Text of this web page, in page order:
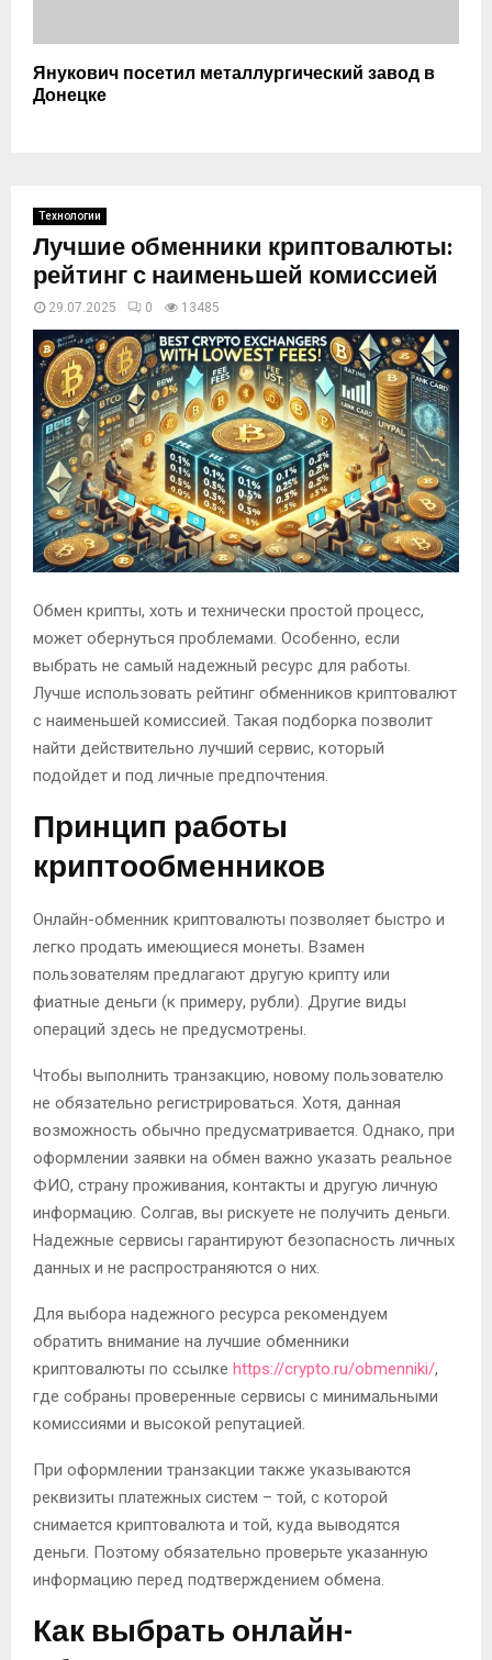
Янукович посетил металлургический завод в
Донецке
Технологии
Лучшие обменники криптовалюты:
рейтинг с наименьшей комиссией
29.07.2025 0 13485
Обмен крипты, хоть и технически простой процесс,
может обернуться проблемами. Особенно, если
выбрать не самый надежный ресурс для работы.
Лучше использовать рейтинг обменников криптовалют
с наименьшей комиссией. Такая подборка позволит
найти действительно лучший сервис, который
подойдет и под личные предпочтения.
Принцип работы
криптообменников
Онлайн-обменник криптовалюты позволяет быстро и
легко продать имеющиеся монеты. Взамен
пользователям предлагают другую крипту или
фиатные деньги (к примеру, рубли). Другие виды
операций здесь не предусмотрены.
Чтобы выполнить транзакцию, новому пользователю
не обязательно регистрироваться. Хотя, данная
возможность обычно предусматривается. Однако, при
оформлении заявки на обмен важно указать реальное
ФИО, страну проживания, контакты и другую личную
информацию. Солгав, вы рискуете не получить деньги.
Надежные сервисы гарантируют безопасность личных
данных и не распространяются о них.
Для выбора надежного ресурса рекомендуем
обратить внимание на лучшие обменники
криптовалюты по ссылке https://crypto.ru/obmenniki/,
где собраны проверенные сервисы с минимальными
комиссиями и высокой репутацией.
При оформлении транзакции также указываются
реквизиты платежных систем – той, с которой
снимается криптовалюта и той, куда выводятся
деньги. Поэтому обязательно проверьте указанную
информацию перед подтверждением обмена.
Как выбрать онлайн-